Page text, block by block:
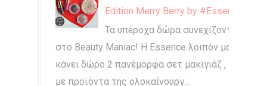
Edition Merry Berry by #Essence
Τα υπέροχα δώρα συνεχίζονται
στο Beauty Maniac! Η Essence λοιπόν μας
κάνει δώρο 2 πανέμορφα σετ μακιγιάζ ,
με προϊόντα της ολοκαίνουργ...